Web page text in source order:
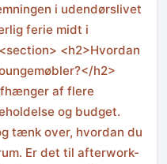
i udendørslivet
ferie midt i
<h2>Hvordan
h2>
af flere
og budget.
tænk over, hvordan du
Er det til afterwork-